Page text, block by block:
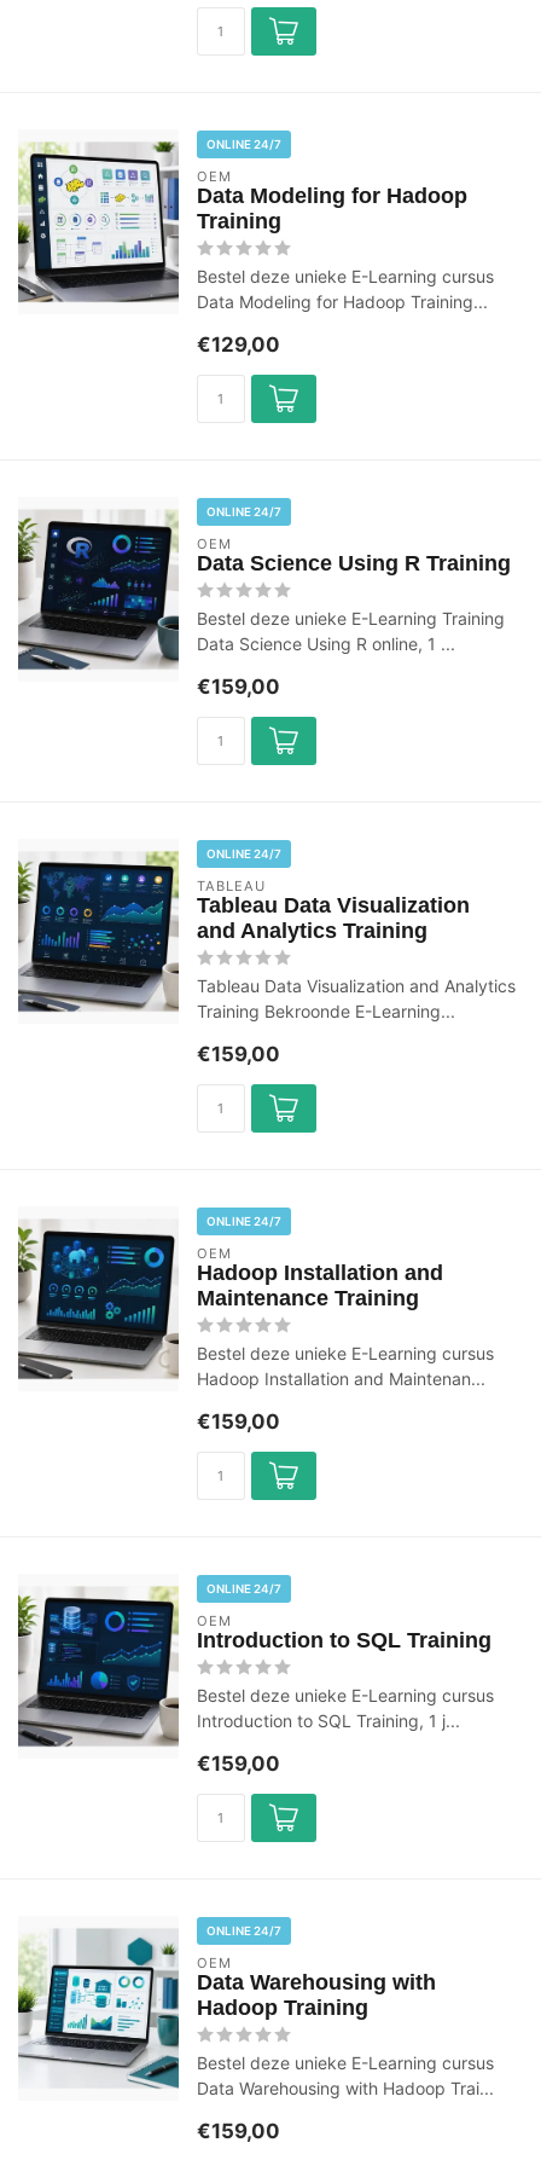
ONLINE 24/7
OEM
Data Modeling for Hadoop
Training
Bestel deze unieke E-Learning cursus
Data Modeling for Hadoop Training...
€129,00
ONLINE 24/7
OEM
Data Science Using R Training
Bestel deze unieke E-Learning Training
Data Science Using R online, 1 ...
€159,00
ONLINE 24/7
TABLEAU
Tableau Data Visualization
and Analytics Training
Tableau Data Visualization and Analytics
Training Bekroonde E-Learning...
€159,00
ONLINE 24/7
OEM
Hadoop Installation and
Maintenance Training
Bestel deze unieke E-Learning cursus
Hadoop Installation and Maintenan...
€159,00
ONLINE 24/7
OEM
Introduction to SQL Training
Bestel deze unieke E-Learning cursus
Introduction to SQL Training, 1 j...
€159,00
ONLINE 24/7
OEM
Data Warehousing with
Hadoop Training
Bestel deze unieke E-Learning cursus
Data Warehousing with Hadoop Trai...
€159,00